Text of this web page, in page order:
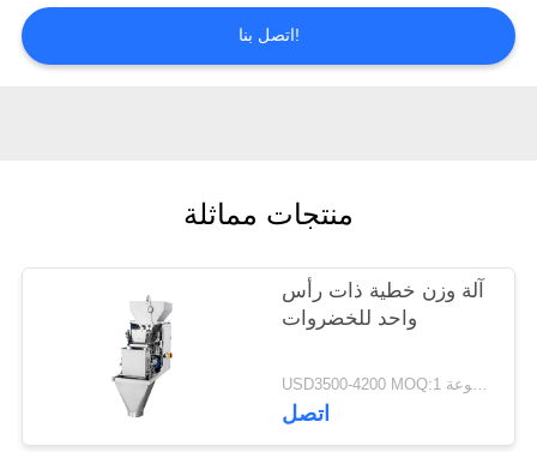
طلب
اقتباس
اتصل بنا!
منتجات مماثلة
آلة وزن خطية ذات رأس
واحد للخضروات
USD3500-4200 MOQ:1 مجموعة
اتصل